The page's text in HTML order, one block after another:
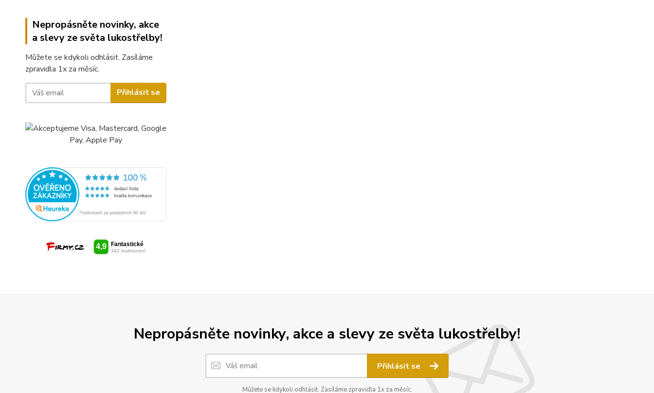
Nepropásněte novinky, akce
a slevy ze světa lukostřelby!
Můžete se kdykoli odhlásit. Zasíláme
zpravidla 1x za měsíc.
Přihlásit se
Nepropásněte novinky, akce a slevy ze světa lukostřelby!
Přihlásit se
Můžete se kdykoli odhlásit. Zasíláme zpravidla 1x za měsíc.